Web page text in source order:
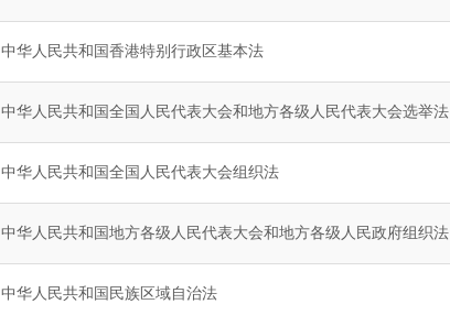
中华人民共和国香港特别行政区基本法
中华人民共和国全国人民代表大会和地方各级人民代表大会选举法
中华人民共和国全国人民代表大会组织法
中华人民共和国地方各级人民代表大会和地方各级人民政府组织法
中华人民共和国民族区域自治法